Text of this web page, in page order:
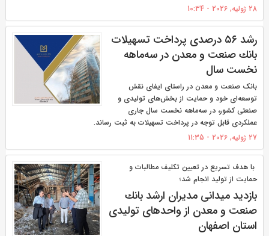
28 ژولیه, 2026 - 10:34
رشد ۵۶ درصدی پرداخت تسهیلات
بانك صنعت و معدن در سه‌ماهه
نخست سال
بانک صنعت و معدن در راستای ایفای نقش
توسعه‌ای خود و حمایت از بخش‌های تولیدی و
صنعتی کشور، در سه‌ماهه نخست سال جاری
عملکردی قابل توجه در پرداخت تسهیلات به ثبت رساند.
27 ژولیه, 2026 - 11:35
با هدف تسریع در تعیین تكلیف مطالبات و
حمایت از تولید انجام شد؛
بازدید میدانی مدیران ارشد بانك
صنعت و معدن از واحدهای تولیدی
استان اصفهان